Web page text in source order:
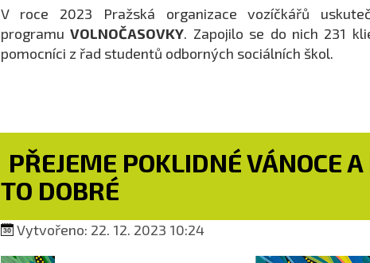
V roce 2023 Pražská organizace vozíčkářů
programuVOLNOČASOVKY. Zapojilo se do nich 231
pomocníci z řad studentů odborných sociálních škol.
PŘEJEME POKLIDNÉ VÁNOCE
TO DOBRÉ
Vytvořeno: 22. 12. 2023 10:24